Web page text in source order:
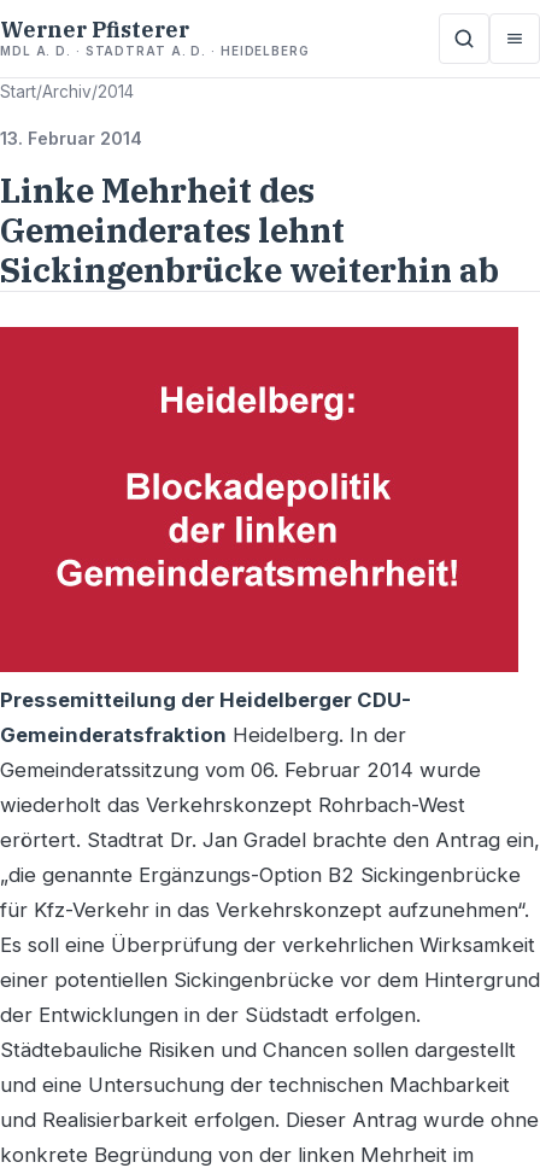
Werner Pfisterer
MDL A. D. · STADTRAT A. D. · HEIDELBERG
Start/Archiv/2014
13. Februar 2014
Linke Mehrheit des
Gemeinderates lehnt
Sickingenbrücke weiterhin ab
Pressemitteilung der Heidelberger CDU-
Gemeinderatsfraktion Heidelberg. In der
Gemeinderatssitzung vom 06. Februar 2014 wurde
wiederholt das Verkehrskonzept Rohrbach-West
erörtert. Stadtrat Dr. Jan Gradel brachte den Antrag ein,
„die genannte Ergänzungs-Option B2 Sickingenbrücke
für Kfz-Verkehr in das Verkehrskonzept aufzunehmen“.
Es soll eine Überprüfung der verkehrlichen Wirksamkeit
einer potentiellen Sickingenbrücke vor dem Hintergrund
der Entwicklungen in der Südstadt erfolgen.
Städtebauliche Risiken und Chancen sollen dargestellt
und eine Untersuchung der technischen Machbarkeit
und Realisierbarkeit erfolgen. Dieser Antrag wurde ohne
konkrete Begründung von der linken Mehrheit im